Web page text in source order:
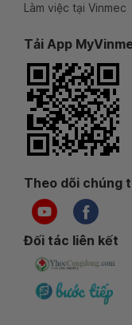
Làm việc tại Vinmec
Tải App
Theo dõi chúng
Đối tác liên kết